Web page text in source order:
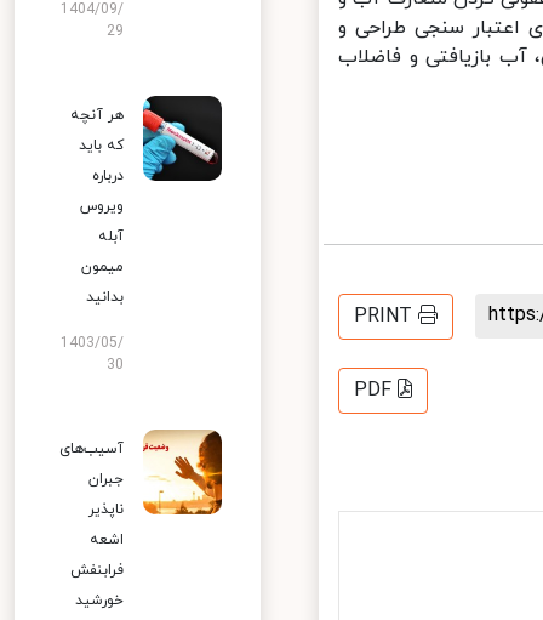
اعتبار سنجی طراحی و
بازیافتی و فاضلاب
PRINT
PDF
1404/09/
29
هر آنچه
که باید
درباره
ویروس
آبله
میمون
بدانید
1403/05/
30
آسیب‌های
جبران
ناپذیر
اشعه
فرابنفش
خورشید